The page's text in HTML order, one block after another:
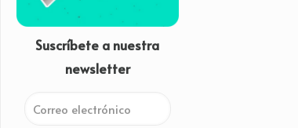
Suscríbete a nuestra
newsletter